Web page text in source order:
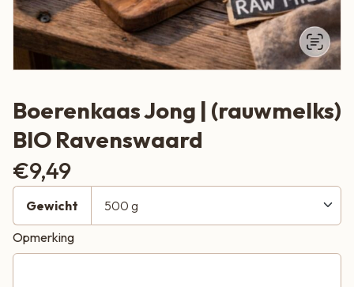
Boerenkaas Jong | (rauwmelks)
BIO Ravenswaard
€9,49
Gewicht
Opmerking